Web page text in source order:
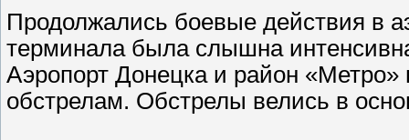
Продолжались боевые действия в
терминала была слышна
Аэропорт Донецка и район
обстрелам. Обстрелы велись в